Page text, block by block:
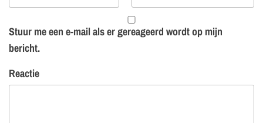
Stuur me een e-mail als er gereageerd wordt op mijn
bericht.
Reactie